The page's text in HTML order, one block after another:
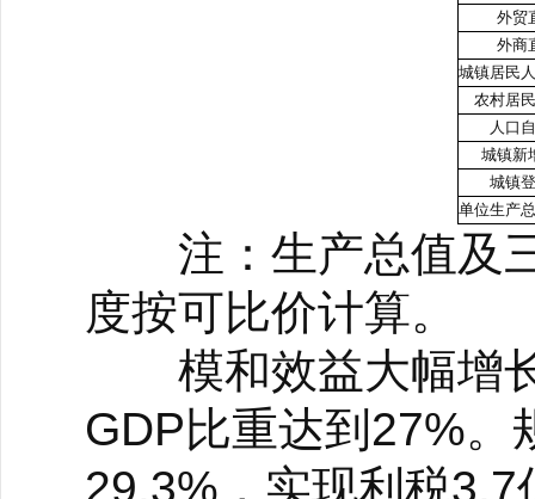
外贸
外商
城镇居民
农村居
人口
城镇新
城镇
单位生产
注：生产总值及三
度按可比价计算。
模和效益大幅增长
GDP比重达到27%。
29.3%，实现利税